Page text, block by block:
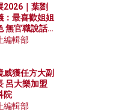
2026｜葉劉
：最喜歡姐姐
無官職說話
少
編輯部
威獲任方大副
呂大樂加盟
院
編輯部